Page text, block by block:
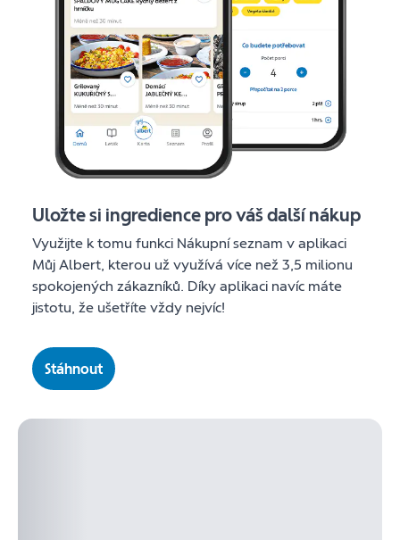
Uložte si ingredience pro váš další nákup
Využijte k tomu funkci Nákupní seznam v aplikaci
Můj Albert, kterou už využívá více než 3,5 milionu
spokojených zákazníků. Díky aplikaci navíc máte
jistotu, že ušetříte vždy nejvíc!
Stáhnout